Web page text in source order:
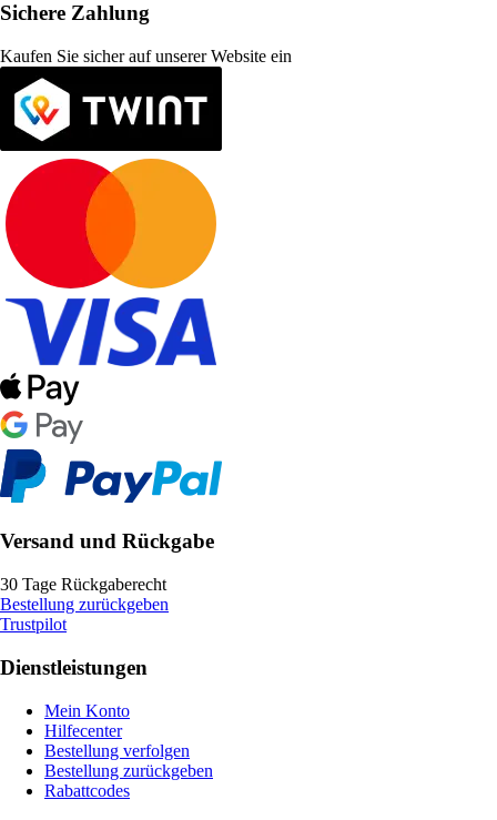
Sichere Zahlung
Kaufen Sie sicher auf unserer Website ein
Versand und Rückgabe
30 Tage Rückgaberecht
Bestellung zurückgeben
Trustpilot
Dienstleistungen
Mein Konto
Hilfecenter
Bestellung verfolgen
Bestellung zurückgeben
Rabattcodes